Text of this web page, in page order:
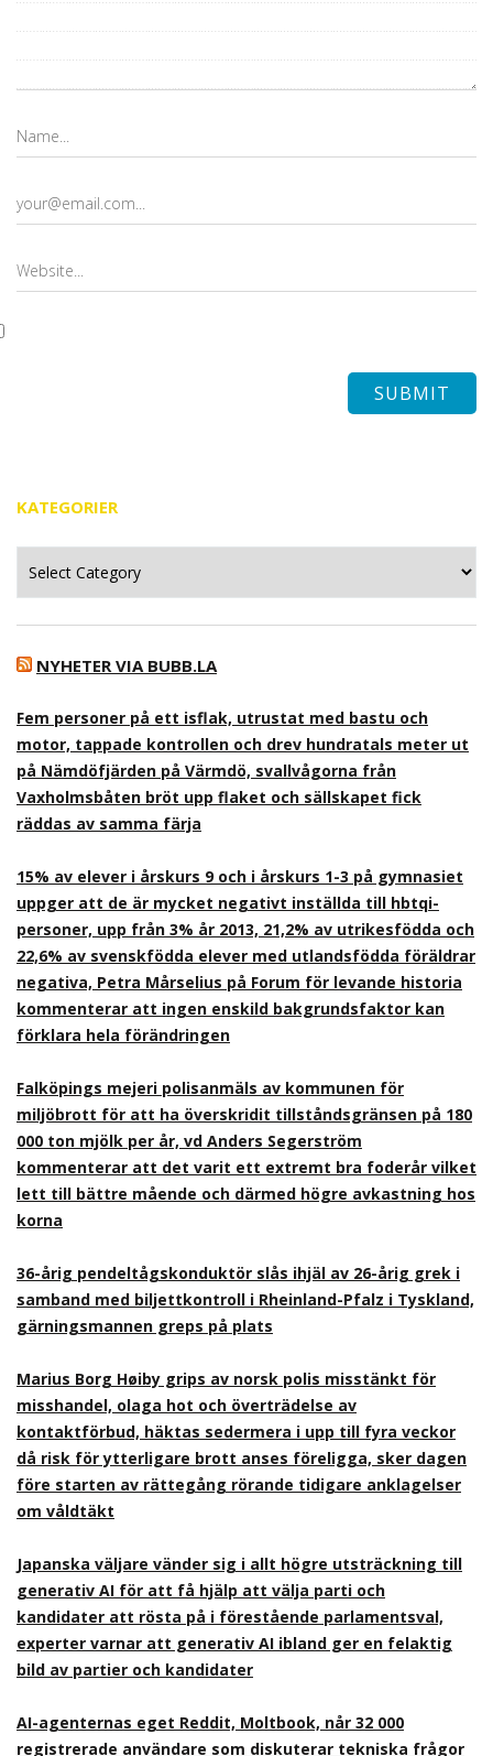
KATEGORIER
NYHETER VIA BUBB.LA
Fem personer på ett isflak, utrustat med bastu och
motor, tappade kontrollen och drev hundratals meter ut
på Nämdöfjärden på Värmdö, svallvågorna från
Vaxholmsbåten bröt upp flaket och sällskapet fick
räddas av samma färja
15% av elever i årskurs 9 och i årskurs 1-3 på gymnasiet
uppger att de är mycket negativt inställda till hbtqi-
personer, upp från 3% år 2013, 21,2% av utrikesfödda och
22,6% av svenskfödda elever med utlandsfödda föräldrar
negativa, Petra Mårselius på Forum för levande historia
kommenterar att ingen enskild bakgrundsfaktor kan
förklara hela förändringen
Falköpings mejeri polisanmäls av kommunen för
miljöbrott för att ha överskridit tillståndsgränsen på 180
000 ton mjölk per år, vd Anders Segerström
kommenterar att det varit ett extremt bra foderår vilket
lett till bättre mående och därmed högre avkastning hos
korna
36-årig pendeltågskonduktör slås ihjäl av 26-årig grek i
samband med biljettkontroll i Rheinland-Pfalz i Tyskland,
gärningsmannen greps på plats
Marius Borg Høiby grips av norsk polis misstänkt för
misshandel, olaga hot och överträdelse av
kontaktförbud, häktas sedermera i upp till fyra veckor
då risk för ytterligare brott anses föreligga, sker dagen
före starten av rättegång rörande tidigare anklagelser
om våldtäkt
Japanska väljare vänder sig i allt högre utsträckning till
generativ AI för att få hjälp att välja parti och
kandidater att rösta på i förestående parlamentsval,
experter varnar att generativ AI ibland ger en felaktig
bild av partier och kandidater
AI-agenternas eget Reddit, Moltbook, når 32 000
registrerade användare som diskuterar tekniska frågor